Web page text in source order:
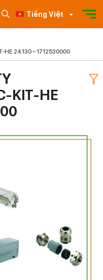
Tiếng Việt
HE 24.130 – 1712530000
KIT-HE